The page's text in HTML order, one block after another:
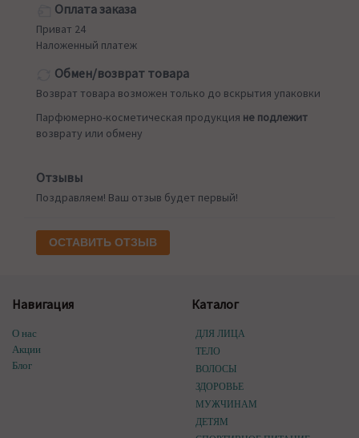
Оплата заказа
Приват 24
Наложенный платеж
Обмен/возврат товара
Возврат товара возможен только до вскрытия упаковки
Парфюмерно-косметическая продукция не подлежит
возврату или обмену
Отзывы
Поздравляем! Ваш отзыв будет первый!
ОСТАВИТЬ ОТЗЫВ
Навигация
О нас
Акции
Блог
Каталог
ДЛЯ ЛИЦА
ТЕЛО
ВОЛОСЫ
ЗДОРОВЬЕ
МУЖЧИНАМ
ДЕТЯМ